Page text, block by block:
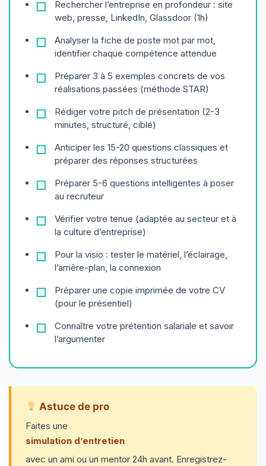
Rechercher l’entreprise en profondeur : site
web, presse, LinkedIn, Glassdoor (1h)
Analyser la fiche de poste mot par mot,
identifier chaque compétence attendue
Préparer 3 à 5 exemples concrets de vos
réalisations passées (méthode STAR)
Rédiger votre pitch de présentation (2-3
minutes, structuré, ciblé)
Anticiper les 15-20 questions classiques et
préparer des réponses structurées
Préparer 5-6 questions intelligentes à poser
au recruteur
Vérifier votre tenue (adaptée au secteur et à
la culture d’entreprise)
Pour la visio : tester le matériel, l’éclairage,
l’arrière-plan, la connexion
Préparer une copie imprimée de votre CV
(pour le présentiel)
Connaître votre prétention salariale et savoir
l’argumenter
Astuce de pro
Faites une
simulation d’entretien
avec un ami ou un mentor 24h avant. Enregistrez-